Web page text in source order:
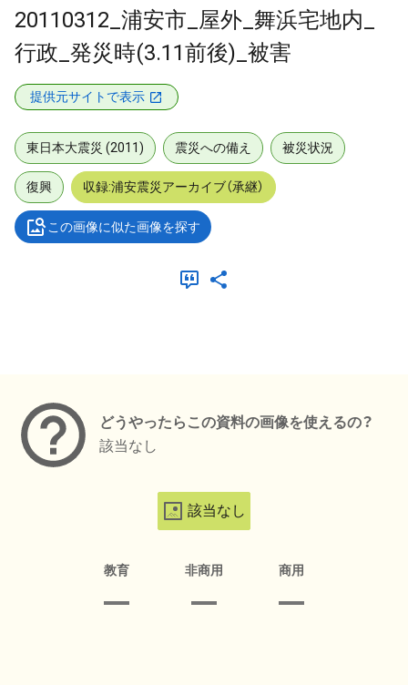
20110312_浦安市_屋外_舞浜宅地内_
行政_発災時(3.11前後)_被害
提供元サイトで表示
東日本大震災 (2011) 震災への備え 被災状況
復興 収録:浦安震災アーカイブ（承継）
この画像に似た画像を探す
どうやったらこの資料の画像を使えるの？
該当なし
該当なし
教育 非商用 商用